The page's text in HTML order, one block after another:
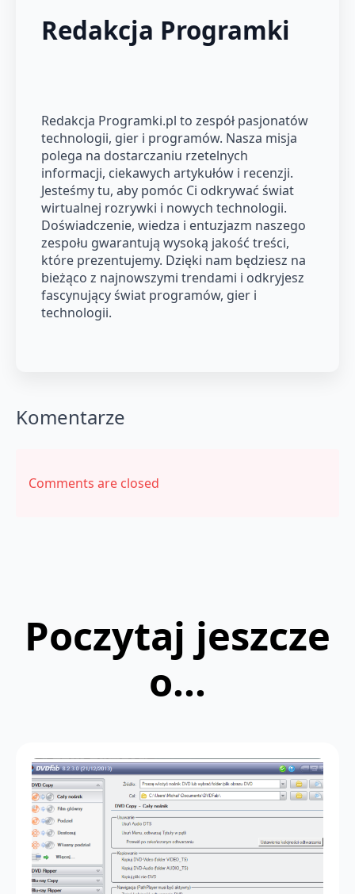
Redakcja Programki
Redakcja Programki.pl to zespół pasjonatów
technologii, gier i programów. Nasza misja
polega na dostarczaniu rzetelnych
informacji, ciekawych artykułów i recenzji.
Jesteśmy tu, aby pomóc Ci odkrywać świat
wirtualnej rozrywki i nowych technologii.
Doświadczenie, wiedza i entuzjazm naszego
zespołu gwarantują wysoką jakość treści,
które prezentujemy. Dzięki nam będziesz na
bieżąco z najnowszymi trendami i odkryjesz
fascynujący świat programów, gier i
technologii.
Komentarze
Comments are closed
Poczytaj jeszcze
o...